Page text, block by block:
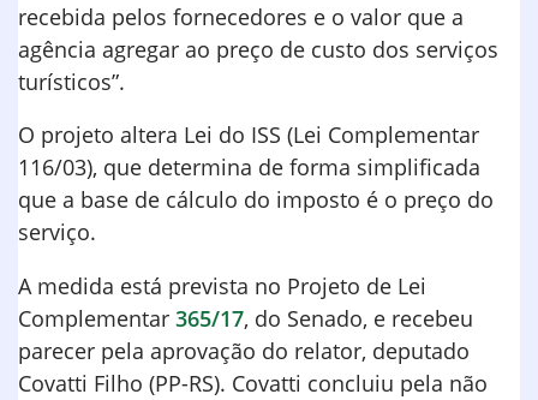
recebida pelos fornecedores e o valor que a
agência agregar ao preço de custo dos serviços
turísticos”.
O projeto altera Lei do ISS (Lei Complementar
116/03), que determina de forma simplificada
que a base de cálculo do imposto é o preço do
serviço.
A medida está prevista no Projeto de Lei
Complementar 365/17, do Senado, e recebeu
parecer pela aprovação do relator, deputado
Covatti Filho (PP-RS). Covatti concluiu pela não